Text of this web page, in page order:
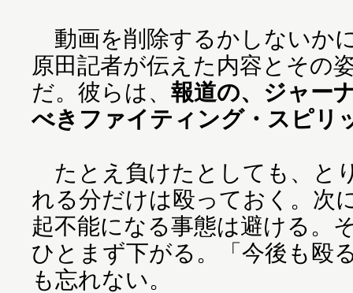
動画を削除するかしないか
原田記者が伝えた内容とその
だ。彼らは、 報道の、ジャー
べきファイティング・スピリ
たとえ負けたとしても、と
れる分だけは殴っておく。次
起不能になる事態は避ける。
ひとまず下がる。「今後も殴
も忘れない。